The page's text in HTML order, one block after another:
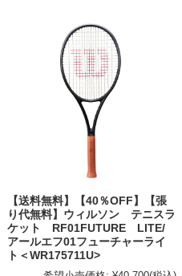
【送料無料】【40％OFF】【張
り代無料】ウィルソン テニスラ
ケット RF01FUTURE LITE/
アールエフ01フューチャーライ
ト＜WR175711U>